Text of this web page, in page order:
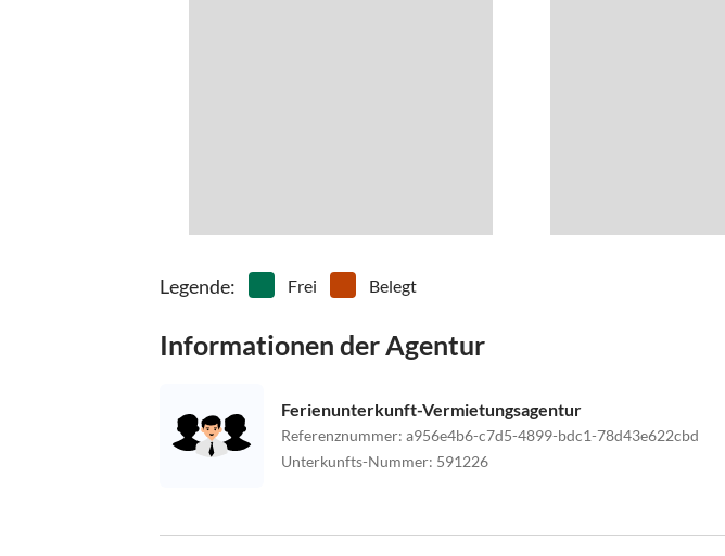
Legende: Frei Belegt
Informationen der Agentur
Ferienunterkunft-Vermietungsagentur
Referenznummer: a956e4b6-c7d5-4899-bdc1-78d43e622cbd
Unterkunfts-Nummer: 591226